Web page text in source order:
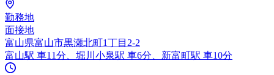
勤務地
面接地
富山県富山市黒瀬北町1丁目2-2
富山駅 車11分、堀川小泉駅 車6分、新富町駅 車10分